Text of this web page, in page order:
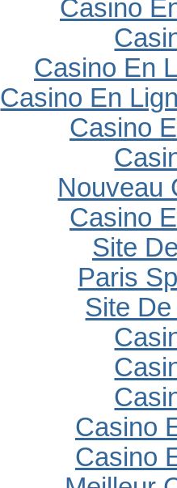
Casino
Casino En
Casino En
Casino
Nouveau
Casino
Site
Paris
Site
Casino
Casino